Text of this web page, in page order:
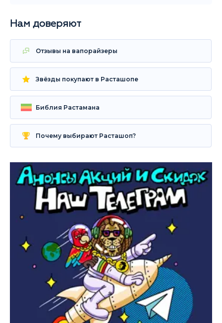
Нам доверяют
Отзывы на вапорайзеры
Звёзды покупают в Расташопе
Библия Растамана
Почему выбирают Расташоп?